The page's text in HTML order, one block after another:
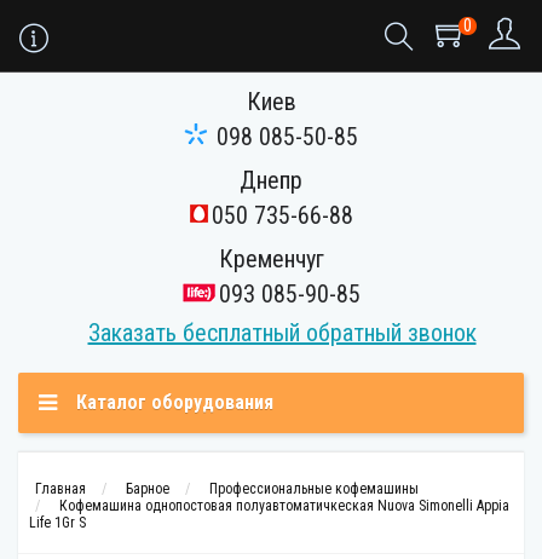
0
Киев
098 085-50-85
Днепр
050 735-66-88
Кременчуг
093 085-90-85
Заказать бесплатный обратный звонок
Каталог оборудования
Главная Барное
Профессиональные кофемашины
Кофемашина однопостовая полуавтоматичкеская Nuova Simonelli Appia
Life 1Gr S